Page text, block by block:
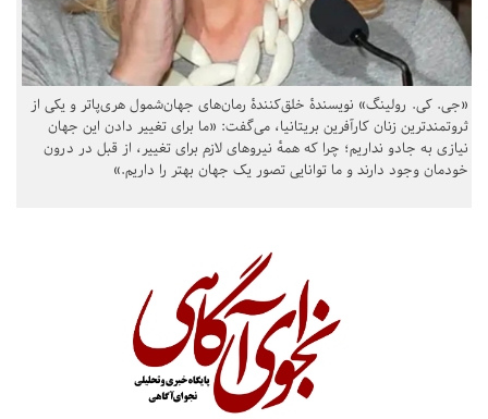
«جی. کی. رولینگ» نویسندهٔ خلق‌کنندهٔ رمان‌های جهان‌شمول هری‌پاتر و یکی از
ثروتمندترین زنان کارآفرین بریتانیا، می‌گفت: «ما برای تغییر دادن این جهان
نیازی به جادو نداریم؛ چرا که همهٔ نیروهای لازم برای تغییر، از قبل در درون
خودمان وجود دارند و ما توانایی تصور یک جهان بهتر را داریم.»